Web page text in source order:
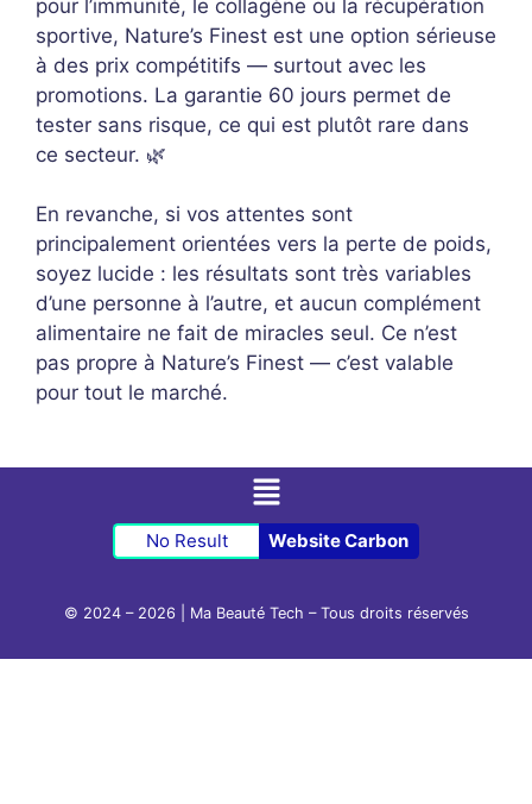
pour l’immunité, le collagène ou la récupération
sportive, Nature’s Finest est une option sérieuse
à des prix compétitifs — surtout avec les
promotions. La garantie 60 jours permet de
tester sans risque, ce qui est plutôt rare dans
ce secteur. 🌿
En revanche, si vos attentes sont
principalement orientées vers la perte de poids,
soyez lucide : les résultats sont très variables
d’une personne à l’autre, et aucun complément
alimentaire ne fait de miracles seul. Ce n’est
pas propre à Nature’s Finest — c’est valable
pour tout le marché.
No Result Website Carbon
© 2024 – 2026 | Ma Beauté Tech – Tous droits réservés